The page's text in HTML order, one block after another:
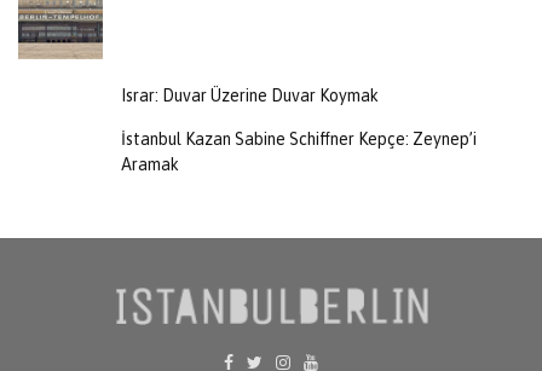
Israr: Duvar Üzerine Duvar Koymak
İstanbul Kazan Sabine Schiffner Kepçe: Zeynep’i
Aramak